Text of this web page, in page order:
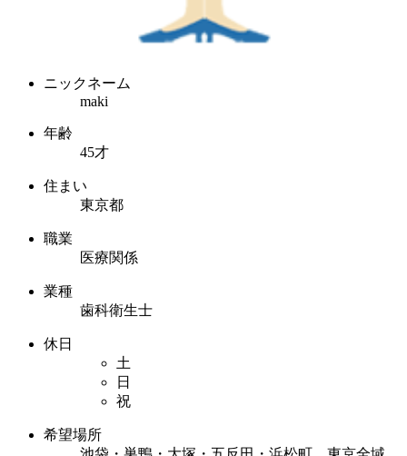
ニックネーム
maki
年齢
45才
住まい
東京都
職業
医療関係
業種
歯科衛生士
休日
土
日
祝
希望場所